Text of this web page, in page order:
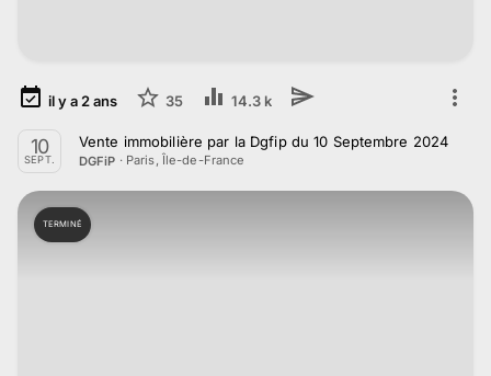
il y a 2ans 35 14.3 k
10
SEPT.
Vente immobilière par la Dgfip du 10 Septembre 2024
DGFiP · Paris, Île-de-France
TERMINÉ